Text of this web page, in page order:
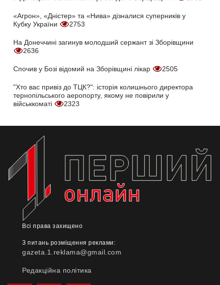
«Агрон», «Дністер» та «Нива» дізналися суперників у
Кубку України
2753
На Донеччині загинув молодший сержант зі Зборівщини
2636
Спочив у Бозі відомий на Зборівщині лікар 2505
"Хто вас привіз до ТЦК?": історія колишнього директора
тернопільського аеропорту, якому не повірили у
військкоматі
2323
Всі права захищено
З питань розміщення реклами:
gazeta.1.reklama@gmail.com
Редакційна політика